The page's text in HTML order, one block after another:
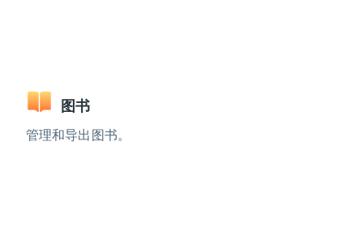
图书
管理和导出图书。